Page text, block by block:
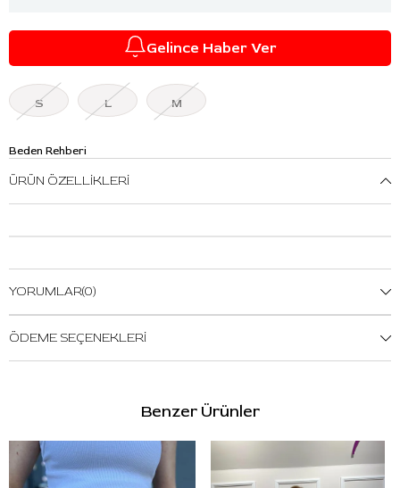
Gelince Haber Ver
S L M
Beden Rehberi
ÜRÜN ÖZELLIKLERI
YORUMLAR(0)
ÖDEME SEÇENEKLERI
Benzer Ürünler